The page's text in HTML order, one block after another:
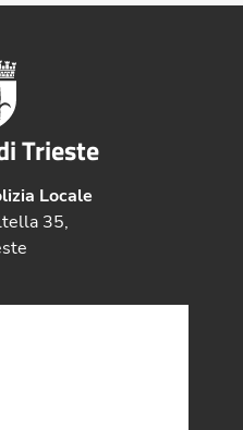
Trieste
Locale
35,